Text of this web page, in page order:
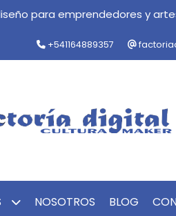
para emprendedores y
+541164889357
NOSOTROS BLOG